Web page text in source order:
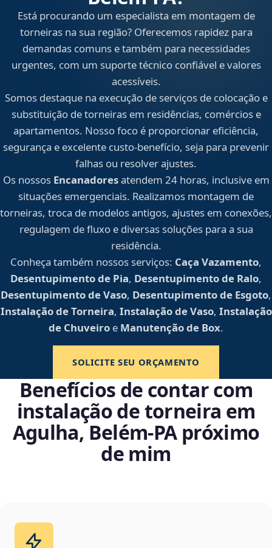
Está procurando um especialista em montagem de
torneiras na sua região? Oferecemos rapidez para
demandas comuns e também para necessidades
urgentes, com um suporte técnico confiável e valores
acessíveis.
Somos destaque na execução de serviços de colocação e
substituição de torneiras em residências, comércios e
apartamentos. Nosso foco é proporcionar eficiência,
segurança e excelente custo-benefício, seja para prevenir
falhas ou resolver ajustes.
Os nossos Encanadoresatendem 24 horas, inclusive em
situações emergenciais. Realizamos montagem de
torneiras, troca de modelos antigos, ajustes em conexões,
regulagem de fluxo e diversas soluções para a sua
residência.
Conheça também nossos serviços: Caça Vazamento,
Desentupimento de Pia, Desentupimento de Ralo,
Desentupimento de Vaso, Desentupimento de Esgoto,
Instalação de Torneira, Instalação de Vaso, Instalação
de Chuveiro e Manutenção de Box.
SOLICITE SEU ORÇAMENTO
Benefícios de contar com
instalação de torneira em
Agulha, Belém‑PA próximo
de mim